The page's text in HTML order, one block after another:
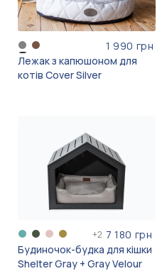
1 990 грн
Лежак з капюшоном для
котів Cover Silver
+2 7 180 грн
Будиночок-будка для кішки
Shelter Gray + Gray Velour